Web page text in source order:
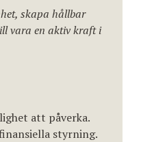
skapa hållbar
vara en aktiv kraft i
att påverka.
styrning.